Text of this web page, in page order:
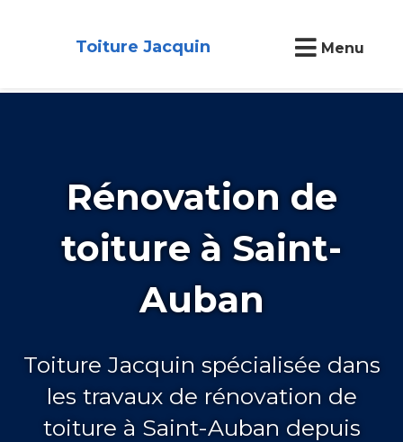
Toiture Jacquin Menu
Rénovation de
toiture à Saint-
Auban
Toiture Jacquin spécialisée dans
les travaux de rénovation de
toiture à Saint-Auban depuis